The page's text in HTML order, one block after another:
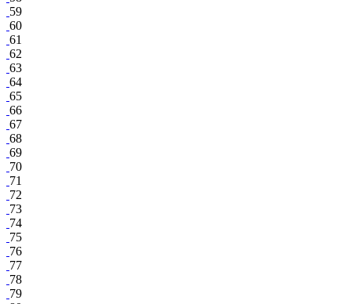
59
60
61
62
63
64
65
66
67
68
69
70
71
72
73
74
75
76
77
78
79